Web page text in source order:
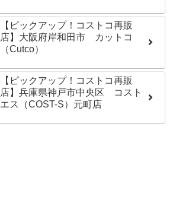
【ピックアップ！コストコ再販
店】大阪府岸和田市 カットコ
（Cutco）
【ピックアップ！コストコ再販
店】兵庫県神戸市中央区 コスト
エス（COST-S）元町店